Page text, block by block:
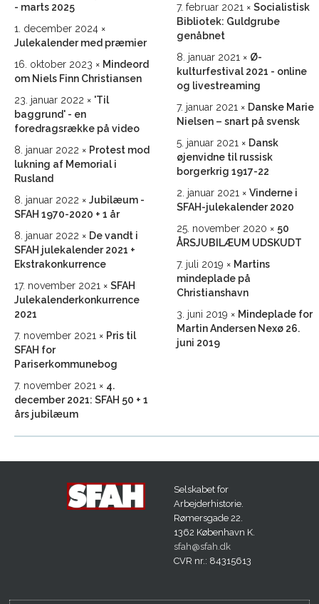
- marts 2025
1. december 2024
Julekalender med præmier
16. oktober 2023
Mindeord
om Niels Finn Christiansen
23. januar 2022
'Til
baggrund' - en
foredragsrække på video
8. januar 2022
Protest mod
lukning af Memorial i
Rusland
8. januar 2022
Jubilæum -
SFAH 1970-2020 + 1 år
8. januar 2022
De vandt i
SFAH julekalender 2021 +
Ekstrakonkurrence
17. november 2021
SFAH
Julekalenderkonkurrence
2021
7. november 2021
Pris til
SFAH for
Pariserkommunebog
7. november 2021
4.
december 2021: SFAH 50 + 1
års jubilæum
7. februar 2021
Socialistisk
Bibliotek: Guldgrube
genåbnet
8. januar 2021
Ø-
kulturfestival 2021 - online
og livestreaming
7. januar 2021
Danske Marie
Nielsen – snart på svensk
5. januar 2021
Dansk
øjenvidne til russisk
borgerkrig 1917-22
2. januar 2021
Vinderne i
SFAH-julekalender 2020
25. november 2020
50
ÅRSJUBILÆUM UDSKUDT
7. juli 2019
Martins
mindeplade på
Christianshavn
3. juni 2019
Mindeplade for
Martin Andersen Nexø 26.
juni 2019
Selskabet for
Arbejderhistorie.
Rømersgade 22.
1362 København K.
sfah@sfah.dk
CVR nr.: 84315613